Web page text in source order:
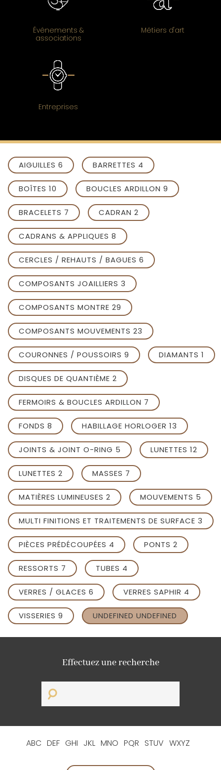
Événements &
associations
Métiers d'art
Entreprises
AIGUILLES 6 BARRETTES 4
BOÎTES 10 BOUCLES ARDILLON 9
BRACELETS 7 CADRAN 2
CADRANS & APPLIQUES 8
CERCLES / REHAUTS / BAGUES 6
COMPOSANTS JOAILLIERS 3
COMPOSANTS MONTRE 29
COMPOSANTS MOUVEMENTS 23
COURONNES / POUSSOIRS 9 DIAMANTS 1
DISQUES DE QUANTIÈME 2
FERMOIRS & BOUCLES ARDILLON 7
FONDS 8 HABILLAGE HORLOGER 13
JOINTS & JOINT O-RING 5 LUNETTES 12
LUNETTES 2 MASSES 7
MATIÈRES LUMINEUSES 2 MOUVEMENTS 5
MULTI FINITIONS ET TRAITEMENTS DE SURFACE 3
PIÈCES PRÉDÉCOUPÉES 4 PONTS 2
RESSORTS 7 TUBES 4
VERRES / GLACES 6 VERRES SAPHIR 4
VISSERIES 9 UNDEFINED UNDEFINED
Effectuez une recherche
ABC DEF GHI JKL MNO PQR STUV WXYZ